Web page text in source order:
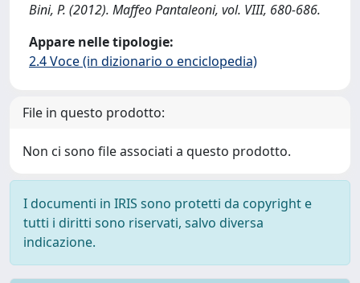
Bini, P. (2012). Maffeo Pantaleoni, vol. VIII, 680-686.
Appare nelle tipologie:
2.4 Voce (in dizionario o enciclopedia)
File in questo prodotto:
Non ci sono file associati a questo prodotto.
I documenti in IRIS sono protetti da copyright e
tutti i diritti sono riservati, salvo diversa
indicazione.